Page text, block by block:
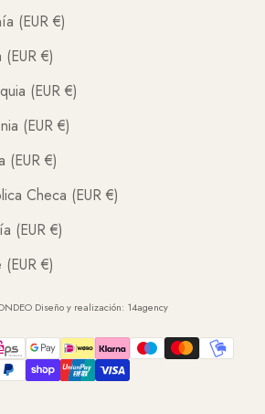
(EUR €)
€)
(EUR €)
(EUR €)
(EUR €)
Checa (EUR €)
(EUR €)
€)
Diseño y realización: 14agency